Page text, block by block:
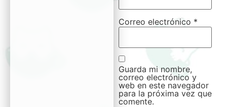
Correo electrónico *
Guarda mi nombre,
correo electrónico y
web en este navegador
para la próxima vez que
comente.